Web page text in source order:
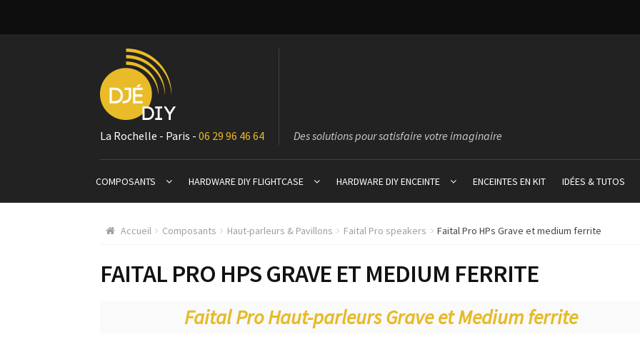
La Rochelle - Paris -06 29 96 46 64 Des solutions pour satisfaire votre imaginaire
COMPOSANTS HARDWARE DIY FLIGHTCASE HARDWARE DIY ENCEINTE ENCEINTES EN KIT IDÉES & TUTOS
Accueil Composants Haut-parleurs & Pavillons Faital Pro speakers Faital Pro HPs Grave et medium ferrite
FAITAL PRO HPS GRAVE ET MEDIUM FERRITE
Faital Pro Haut-parleurs Grave et Medium ferrite